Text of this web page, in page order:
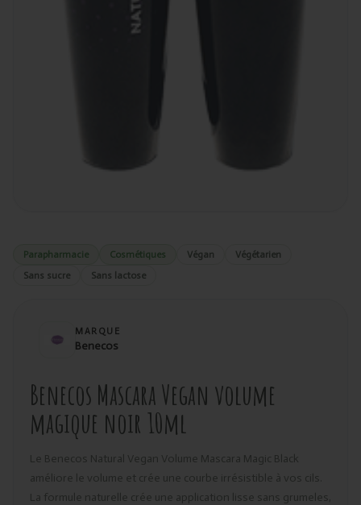
Parapharmacie Cosmétiques Végan
Végétarien
Sans sucre
Sans lactose
MARQUE
Benecos
Benecos Mascara Vegan volume
magique noir 10ml
Le Benecos Natural Vegan Volume Mascara Magic Black
améliore le volume et crée une courbe irrésistible à vos cils.
La formule naturelle crée une application lisse sans grumeles,